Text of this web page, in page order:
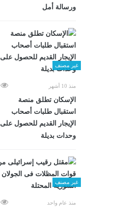
ورسالة أمل
غير مصنف
منذ 10 أشهر
الإسكان تطلق منصة
استقبال طلبات أصحاب
الإيجار القديم للحصول على
وحدات بديلة
غير مصنف
منذ عام واحد